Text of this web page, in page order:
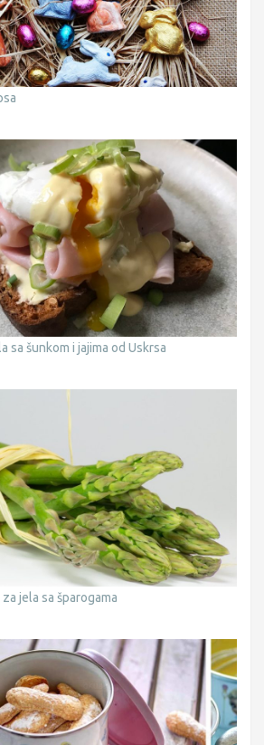
sa šunkom i jajima od Uskrsa
jela sa šparogama